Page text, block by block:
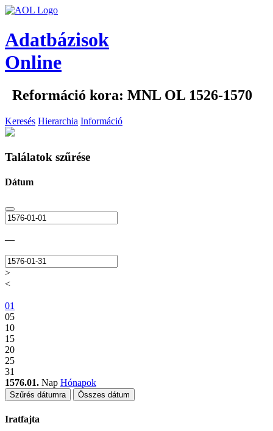
Adatbázisok
Online
Reformáció kora: MNL OL 1526-1570
Keresés Hierarchia Információ
Találatok szűrése
Dátum
—
>
<
01
05
10
15
20
25
31
1576.01. Nap Hónapok
Szűrés dátumra Összes dátum
Iratfajta